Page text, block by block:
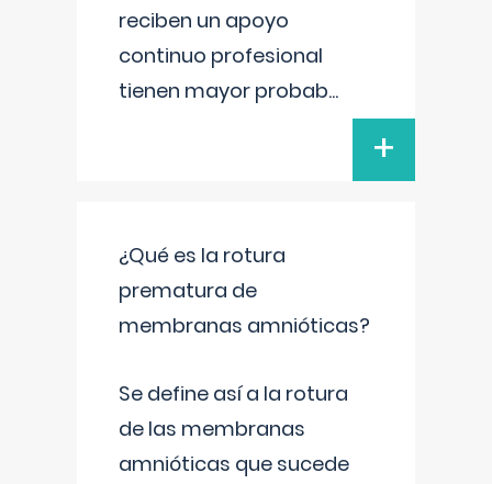
reciben un apoyo
continuo profesional
tienen mayor probab...
+
¿Qué es la rotura
prematura de
membranas amnióticas?
Se define así a la rotura
de las membranas
amnióticas que sucede